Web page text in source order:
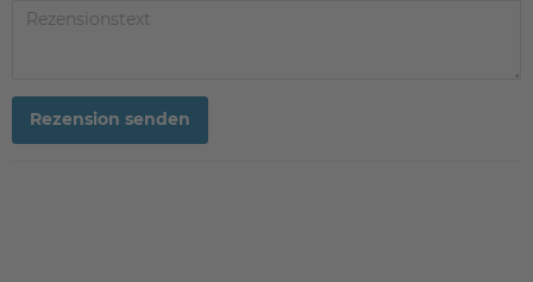
Rezension senden